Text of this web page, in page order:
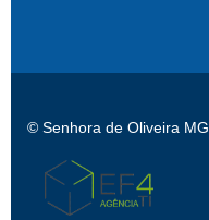
© Senhora de Oliveira MG.